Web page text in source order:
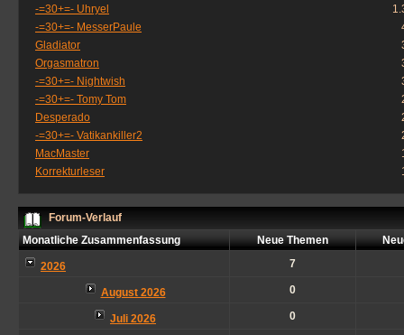
-=30+=- Uhryel
-=30+=- MesserPaule
Gladiator
Orgasmatron
-=30+=- Nightwish
-=30+=- Tomy Tom
Desperado
-=30+=- Vatikankiller2
MacMaster
Korrekturleser
Forum-Verlauf
Monatliche Zusammenfassung
Neue Themen
2026 7
August 2026 0
Juli 2026 0